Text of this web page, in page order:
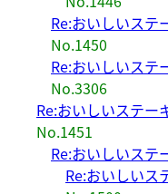
Re:おいしいステ
No.1450
Re:おいしいステ
No.3306
Re:おいしいステー
No.1451
Re:おいしいステ
Re:おいしいス